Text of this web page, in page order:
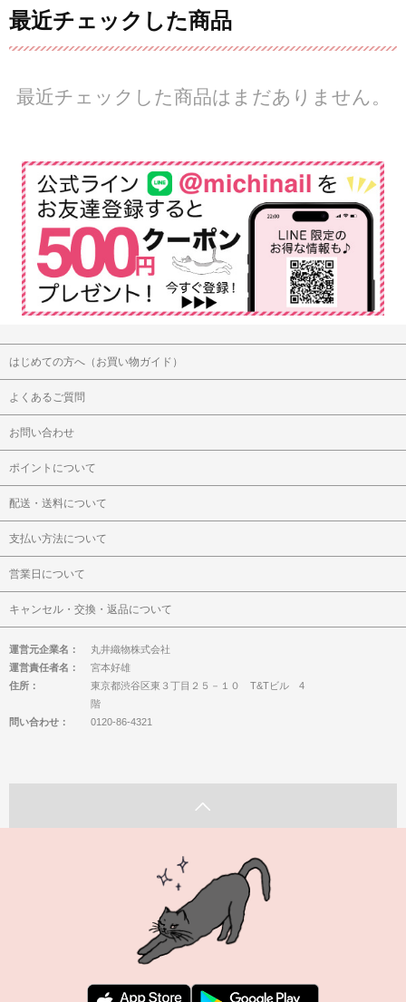
最近チェックした商品
最近チェックした商品はまだありません。
はじめての方へ（お買い物ガイド）
よくあるご質問
お問い合わせ
ポイントについて
配送・送料について
支払い方法について
営業日について
キャンセル・交換・返品について
運営元企業名：
丸井織物株式会社
運営責任者名：
宮本好雄
住所：
東京都渋谷区東３丁目２５－１０ T&Tビル 4
階
問い合わせ：
0120-86-4321